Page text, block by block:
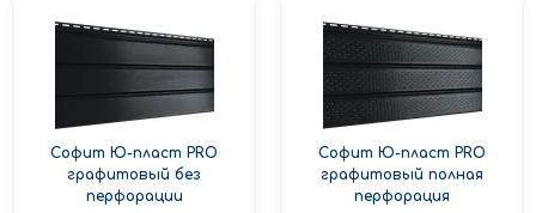
Софит Ю-пласт PRO
графитовый без
перфорации
Софит Ю-пласт PRO
графитовый полная
перфорация